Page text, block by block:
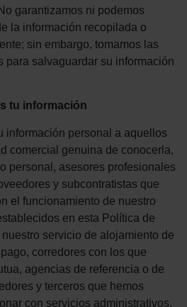
garantizamos ni podemos
la información recopilada o
sin embargo, tomamos las
para salvaguardar su información
tu información
información personal a aquellos
comercial genuina de conocerla,
personal, asesores profesionales
y subcontratistas que
el funcionamiento de nuestro
en esta Política de
servicio de alojamiento de
corredores con los que
agencias de referencia o de
y terceros que hemos
con servicios administrativos,